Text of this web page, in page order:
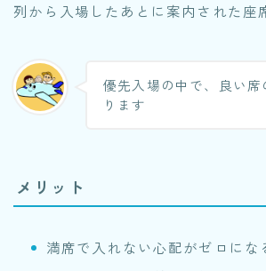
列から入場したあとに案内された座
優先入場の中で、良い席
ります
メリット
満席で入れない心配がゼロにな